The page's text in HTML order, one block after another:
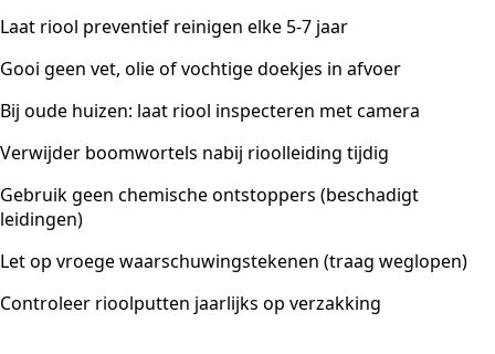
Laat riool preventief reinigen elke 5-7 jaar
Gooi geen vet, olie of vochtige doekjes in afvoer
Bij oude huizen: laat riool inspecteren met camera
Verwijder boomwortels nabij rioolleiding tijdig
Gebruik geen chemische ontstoppers (beschadigt
leidingen)
Let op vroege waarschuwingstekenen (traag weglopen)
Controleer rioolputten jaarlijks op verzakking